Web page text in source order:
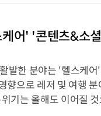
어' '콘텐츠&소
발한 분야는 '헬스케
향으로 레저 및 여행
기는 올해도 이어질